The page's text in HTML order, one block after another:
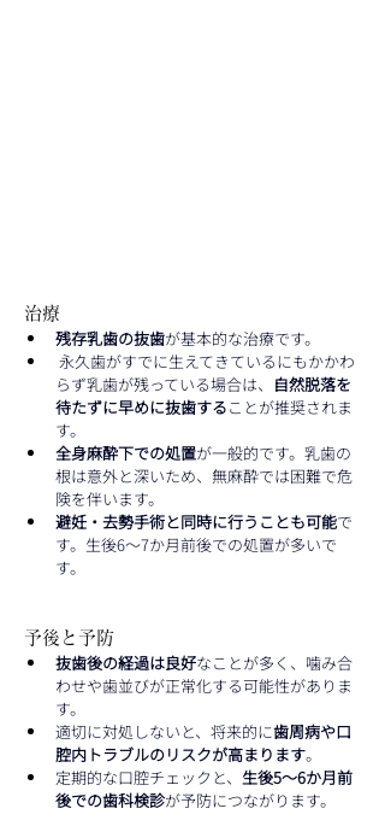
治療
残存乳歯の抜歯が基本的な治療です。
永久歯がすでに生えてきているにもかかわ
らず乳歯が残っている場合は、 自然脱落を
待たずに早めに抜歯することが推奨されま
す。
全身麻酔下での処置が一般的です。乳歯の
根は意外と深いため、無麻酔では困難で危
険を伴います。
避妊・去勢手術と同時に行うことも可能で
す。生後6～7か月前後での処置が多いで
す。
予後と予防
抜歯後の経過は良好なことが多く、噛み合
わせや歯並びが正常化する可能性がありま
す。
適切に対処しないと、将来的に歯周病や口
腔内トラブルのリスクが高まります。
定期的な口腔チェックと、 生後5～6か月前
後での歯科検診が予防につながります。